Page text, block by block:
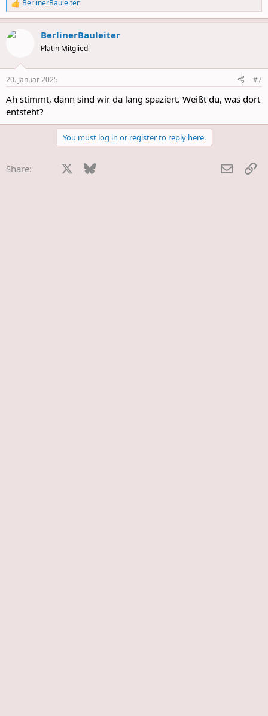
R
e
a
c
s
BerlinerBauleiter
BerlinerBauleiter
Platin Mitglied
20. Januar 2025 #7
Ah stimmt, dann sind wir da lang spaziert. Weißt du, was dort
entsteht?
You must log in or register to reply here.
Share: Facebook Bluesky WhatsApp
E-Mail